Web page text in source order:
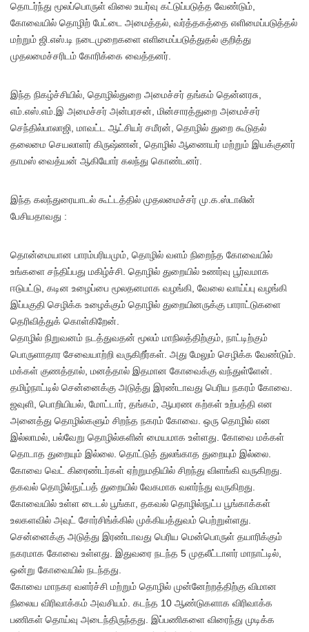
தொடர்ந்து மூலப்பொருள் விலை உயர்வு கட்டுப்படுத்த வேண்டும்,
கோவையில் தொழிற் பேட்டை அமைத்தல், வர்த்தகத்தை எளிமைப்படுத்தல்
மற்றும் ஜி.எஸ்.டி நடைமுறைகளை எளிமைப்படுத்துதல் குறித்து
முதலமைச்சரிடம் கோரிக்கை வைத்தனர்.
இந்த நிகழ்ச்சியில், தொழில்துறை அமைச்சர் தங்கம் தென்னரசு,
எம்.எஸ்.எம்.இ அமைச்சர் அன்பரசன், மின்சாரத்துறை அமைச்சர்
செந்தில்பாலாஜி, மாவட்ட ஆட்சியர் சமீரன், தொழில் துறை கூடுதல்
தலைமை செயலாளர் கிருஷ்ணன், தொழில் ஆணையர் மற்றும் இயக்குனர்
தாமஸ் வைத்யன் ஆகியோர் கலந்து கொண்டனர்.
இந்த கலந்துரையாடல் கூட்டத்தில் முதலமைச்சர் மு.க.ஸ்டாலின்
பேசியதாவது :
தொன்மையான பாரம்பரியமும், தொழில் வளம் நிறைந்த கோவையில்
உங்களை சந்திப்பது மகிழ்ச்சி. தொழில் துறையில் உணர்வு பூர்வமாக
ஈடுபட்டு, கடின உழைப்பை மூலதனமாக வழங்கி, வேலை வாய்ப்பு வழங்கி
இப்பகுதி செழிக்க உழைக்கும் தொழில் துறையினருக்கு பாராட்டுகளை
தெரிவித்துக் கொள்கிறேன்.
தொழில் நிறுவனம் நடத்துவதன் மூலம் மாநிலத்திற்கும், நாட்டிற்கும்
பொருளாதார சேவையாற்றி வருகிறீர்கள். அது மேலும் செழிக்க வேண்டும்.
மக்கள் குணத்தால், மனத்தால் இதமான கோவைக்கு வந்துள்ளேன்.
தமிழ்நாட்டில் சென்னைக்கு அடுத்து இரண்டாவது பெரிய நகரம் கோவை.
ஜவுளி, பொறியியல், மோட்டார், தங்கம், ஆபரண கற்கள் உற்பத்தி என
அனைத்து தொழில்களும் சிறந்த நகரம் கோவை. ஒரு தொழில் என
இல்லாமல், பல்வேறு தொழில்களின் மையமாக உள்ளது. கோவை மக்கள்
தொடாத துறையும் இல்லை. தொட்டுத் துலங்காத துறையும் இல்லை.
கோவை வெட் கிரைண்டர்கள் ஏற்றுமதியில் சிறந்து விளங்கி வருகிறது.
தகவல் தொழில்நுட்பத் துறையில் வேகமாக வளர்ந்து வருகிறது.
கோவையில் உள்ள டைடல் பூங்கா, தகவல் தொழில்நுட்ப பூங்காக்கள்
உலகளவில் அவுட் சோர்சிங்க்கில் முக்கியத்துவம் பெற்றுள்ளது.
சென்னைக்கு அடுத்து இரண்டாவது பெரிய மென்பொருள் தயாரிக்கும்
நகரமாக கோவை உள்ளது. இதுவரை நடந்த 5 முதலீட்டாளர் மாநாட்டில்,
ஒன்று கோவையில் நடந்தது.
கோவை மாநகர வளர்ச்சி மற்றும் தொழில் முன்னேற்றத்திற்கு விமான
நிலைய விரிவாக்கம் அவசியம். கடந்த 10 ஆண்டுகளாக விரிவாக்க
பணிகள் தொய்வு அடைந்திருந்தது. இப்பணிகளை விரைந்து முடிக்க